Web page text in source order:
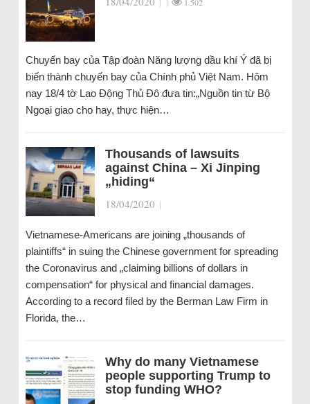
Chuyến bay của Tập đoàn Năng lượng dầu khí Ý đã bị
biến thành chuyến bay của Chính phủ Việt Nam. Hôm
nay 18/4 tờ Lao Động Thủ Đô đưa tin:„Nguồn tin từ Bộ
Ngoại giao cho hay, thực hiện…
Thousands of lawsuits
against China – Xi Jinping
„hiding“
18/04/2020 |
Vietnamese-Americans are joining „thousands of
plaintiffs“ in suing the Chinese government for spreading
the Coronavirus and „claiming billions of dollars in
compensation“ for physical and financial damages.
According to a record filed by the Berman Law Firm in
Florida, the…
Why do many Vietnamese
people supporting Trump to
stop funding WHO?